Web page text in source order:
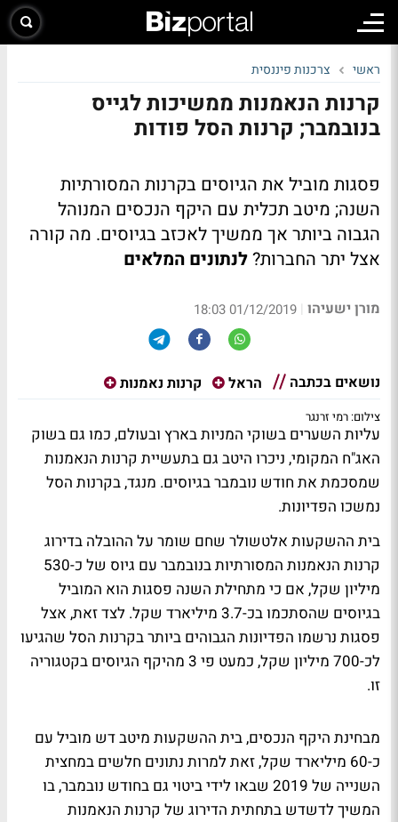
ראשי צרכנות פיננסית
קרנות הנאמנות ממשיכות לגייס
בנובמבר; קרנות הסל פודות
פסגות מוביל את הגיוסים בקרנות המסורתיות
השנה; מיטב תכלית עם היקף הנכסים המנוהל
הגבוה ביותר אך ממשיך לאכזב בגיוסים. מה קורה
אצל יתר החברות?לנתונים המלאים
מורן ישעיהו |
01/12/2019 18:03
נושאים בכתבה הראל קרנות נאמנות
צילום: רמי זרנגר
עליות השערים בשוקי המניות בארץ ובעולם, כמו גם בשוק
האג"ח המקומי, ניכרו היטב גם בתעשיית קרנות הנאמנות
שמסכמת את חודש נובמבר בגיוסים. מנגד, בקרנות הסל
נמשכו הפדיונות.
בית ההשקעות אלטשולר שחם שומר על ההובלה בדירוג
קרנות הנאמנות המסורתיות בנובמבר עם גיוס של כ-530
מיליון שקל, אם כי מתחילת השנה פסגות הוא המוביל
בגיוסים שהסתכמו בכ-3.7 מיליארד שקל. לצד זאת, אצל
פסגות נרשמו הפדיונות הגבוהים ביותר בקרנות הסל שהגיעו
לכ-700 מיליון שקל, כמעט פי 3 מהיקף הגיוסים בקטגוריה
זו.
מבחינת היקף הנכסים, בית ההשקעות מיטב דש מוביל עם
כ-60 מיליארד שקל, זאת למרות נתונים חלשים במחצית
השנייה של 2019 שבאו לידי ביטוי גם בחודש נובמבר, בו
המשיך לדשדש בתחתית הדירוג של קרנות הנאמנות